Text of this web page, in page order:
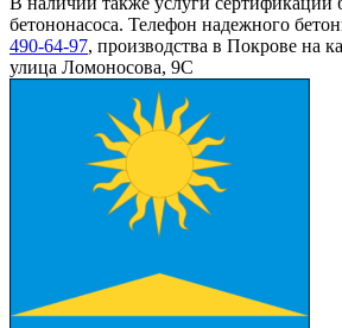
бетононасоса. Телефон надежного
490-64-97, производства в Покрове на
улица Ломоносова, 9С